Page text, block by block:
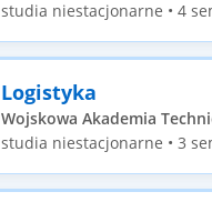
studia niestacjonarne • 4
Logistyka
Wojskowa Akademia
studia niestacjonarne • 3